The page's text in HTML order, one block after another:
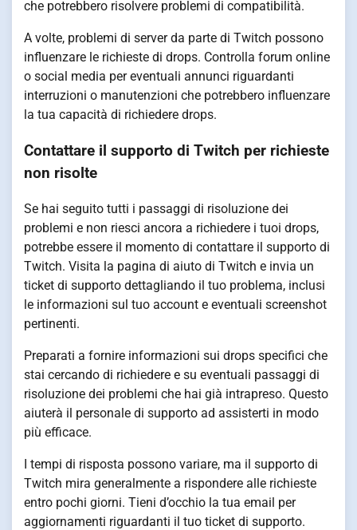
che potrebbero risolvere problemi di compatibilità.
A volte, problemi di server da parte di Twitch possono
influenzare le richieste di drops. Controlla forum online
o social media per eventuali annunci riguardanti
interruzioni o manutenzioni che potrebbero influenzare
la tua capacità di richiedere drops.
Contattare il supporto di Twitch per richieste
non risolte
Se hai seguito tutti i passaggi di risoluzione dei
problemi e non riesci ancora a richiedere i tuoi drops,
potrebbe essere il momento di contattare il supporto di
Twitch. Visita la pagina di aiuto di Twitch e invia un
ticket di supporto dettagliando il tuo problema, inclusi
le informazioni sul tuo account e eventuali screenshot
pertinenti.
Preparati a fornire informazioni sui drops specifici che
stai cercando di richiedere e su eventuali passaggi di
risoluzione dei problemi che hai già intrapreso. Questo
aiuterà il personale di supporto ad assisterti in modo
più efficace.
I tempi di risposta possono variare, ma il supporto di
Twitch mira generalmente a rispondere alle richieste
entro pochi giorni. Tieni d’occhio la tua email per
aggiornamenti riguardanti il tuo ticket di supporto.